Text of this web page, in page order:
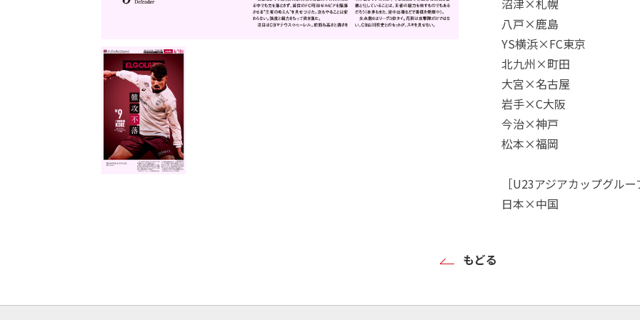
沼津×札幌
八戸×鹿島
YS横浜×FC東京
北九州×町田
大宮×名古屋
岩手×C大阪
今治×神戸
松本×福岡
［U23アジアカップグル
日本×中国
もどる